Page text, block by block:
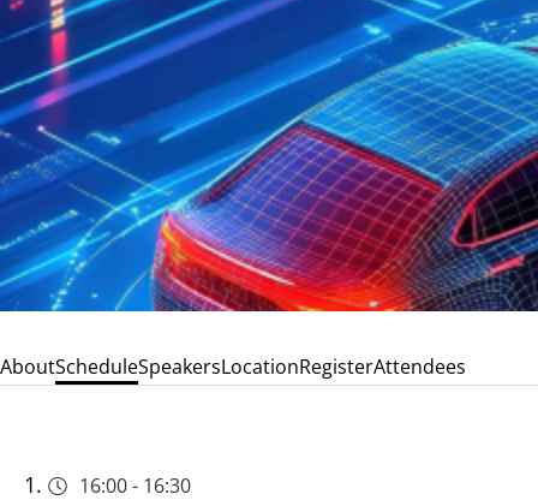
AboutScheduleSpeakersLocationRegisterAttendees
16:00- 16:30